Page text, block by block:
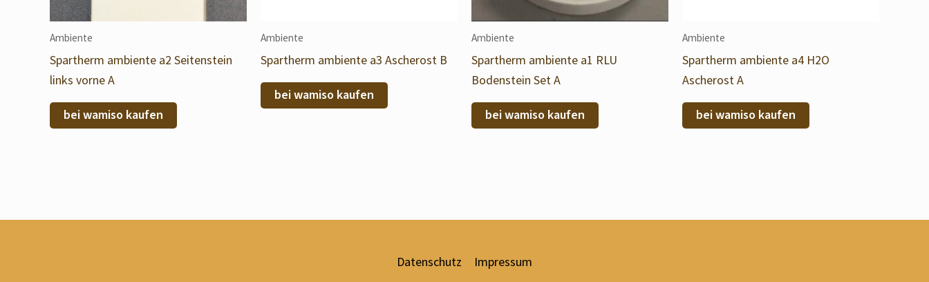
Ambiente
Spartherm ambiente a2 Seitenstein
links vorne A
bei wamiso kaufen
Ambiente
Spartherm ambiente a3 Ascherost B
bei wamiso kaufen
Ambiente
Spartherm ambiente a1 RLU
Bodenstein Set A
bei wamiso kaufen
Ambiente
Spartherm ambiente a4 H2O
Ascherost A
bei wamiso kaufen
Datenschutz Impressum